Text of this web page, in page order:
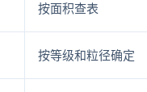
按面积查表
按等级和粒径确定